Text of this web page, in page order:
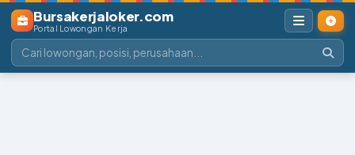
Bursakerjaloker.com
Portal Lowongan Kerja